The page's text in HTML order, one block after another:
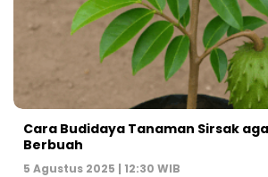
Cara Budidaya Tanaman Sirsak
Berbuah
5 Agustus 2025 | 12:30 WIB